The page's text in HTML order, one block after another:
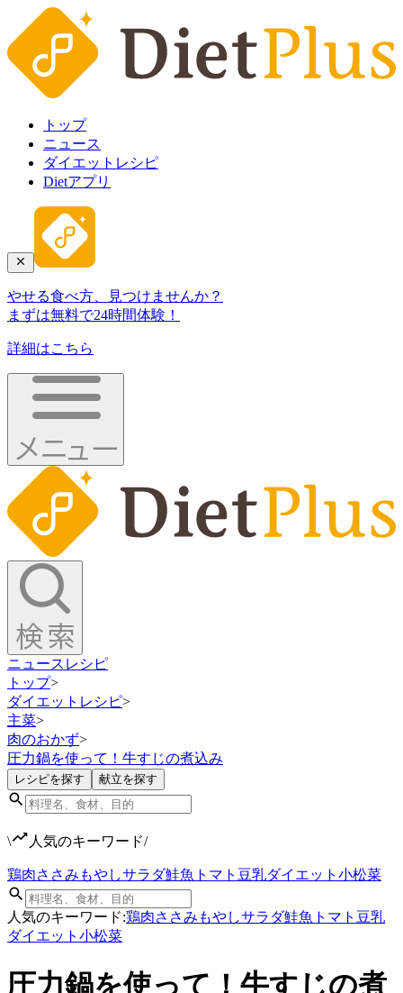
トップ
ニュース
ダイエットレシピ
Dietアプリ
やせる食べ方、見つけませんか？
まずは無料で24時間体験！
詳細はこちら
ニュース レシピ
トップ>
ダイエットレシピ>
主菜>
肉のおかず>
圧力鍋を使って！牛すじの煮込み
レシピを探す 献立を探す
\ 人気のキーワード/
鶏肉ささみ もやしサラダ鮭魚 トマト 豆乳ダイエット 小松菜
人気のキーワード:鶏肉ささみ もやしサラダ鮭魚 トマト 豆乳
ダイエット 小松菜
圧力鍋を使って！牛すじの煮